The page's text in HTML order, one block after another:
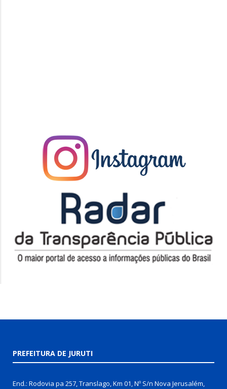
PREFEITURA DE JURUTI
End.: Rodovia pa 257, Translago, Km 01, Nº S/n Nova Jerusalém,